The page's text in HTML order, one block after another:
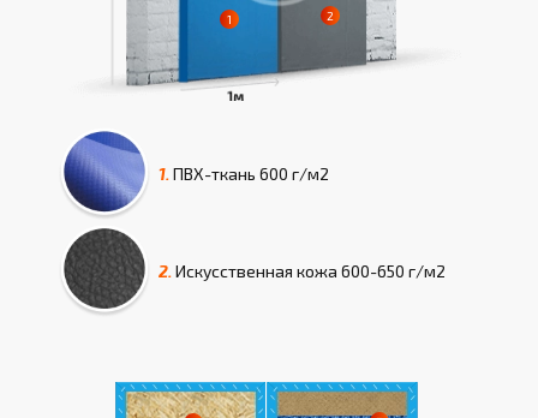
1. ПВХ-ткань 600 г/м2
2. Искусcтвенная кожа 600-650 г/м2